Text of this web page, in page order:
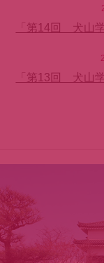
「第14回 犬山
「第13回 犬山